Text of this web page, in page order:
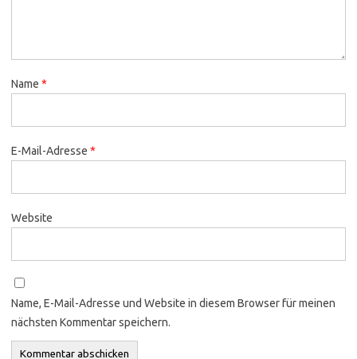
Name *
E-Mail-Adresse *
Website
Name, E-Mail-Adresse und Website in diesem Browser für meinen
nächsten Kommentar speichern.